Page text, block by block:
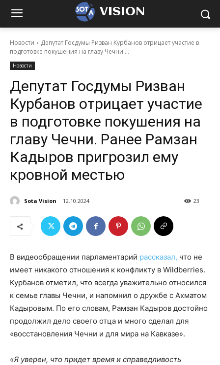
VISION
Новости
Депутат Госдумы Ризван Курбанов отрицает участие в
подготовке покушения на главу Чечни....
Новости
Депутат Госдумы Ризван
Курбанов отрицает участие
в подготовке покушения на
главу Чечни. Ранее Рамзан
Кадыров пригрозил ему
кровной местью
Sota Vision 12.10.2024 23
В видеообращении парламентарий рассказал, что не
имеет никакого отношения к конфликту в Wildberries.
Курбанов отметил, что всегда уважительно относился
к семье главы Чечни, и напомнил о дружбе с Ахматом
Кадыровым. По его словам, Рамзан Кадыров достойно
продолжил дело своего отца и много сделал для
«восстановления Чечни и для мира на Кавказе».
«Я уверен, что придет время и справедливость